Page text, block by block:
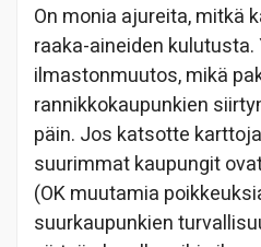
On monia ajureita, mitkä
raaka-aineiden kulutusta.
ilmastonmuutos, mikä
rannikkokaupunkien
päin. Jos katsotte
suurimmat kaupungit
(OK muutamia
suurkaupunkien